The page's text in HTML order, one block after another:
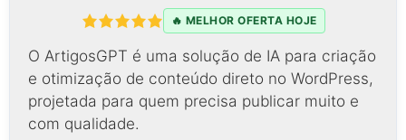
🔥 MELHOR OFERTA HOJE
O ArtigosGPT é uma solução de IA para criação
e otimização de conteúdo direto no WordPress,
projetada para quem precisa publicar muito e
com qualidade.